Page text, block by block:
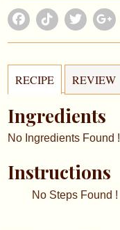
RECIPE REVIEW
Ingredients
No Ingredients Found !
Instructions
No Steps Found !